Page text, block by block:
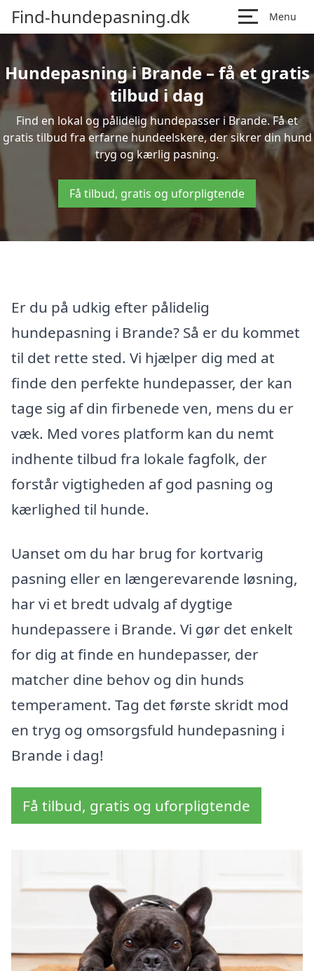
Find-hundepasning.dk Menu
Hundepasning i Brande – få et gratis
tilbud i dag
Find en lokal og pålidelig hundepasser i Brande. Få et
gratis tilbud fra erfarne hundeelskere, der sikrer din hund
tryg og kærlig pasning.
Få tilbud, gratis og uforpligtende
Er du på udkig efter pålidelig
hundepasning i Brande? Så er du kommet
til det rette sted. Vi hjælper dig med at
finde den perfekte hundepasser, der kan
tage sig af din firbenede ven, mens du er
væk. Med vores platform kan du nemt
indhente tilbud fra lokale fagfolk, der
forstår vigtigheden af god pasning og
kærlighed til hunde.
Uanset om du har brug for kortvarig
pasning eller en længerevarende løsning,
har vi et bredt udvalg af dygtige
hundepassere i Brande. Vi gør det enkelt
for dig at finde en hundepasser, der
matcher dine behov og din hunds
temperament. Tag det første skridt mod
en tryg og omsorgsfuld hundepasning i
Brande i dag!
Få tilbud, gratis og uforpligtende